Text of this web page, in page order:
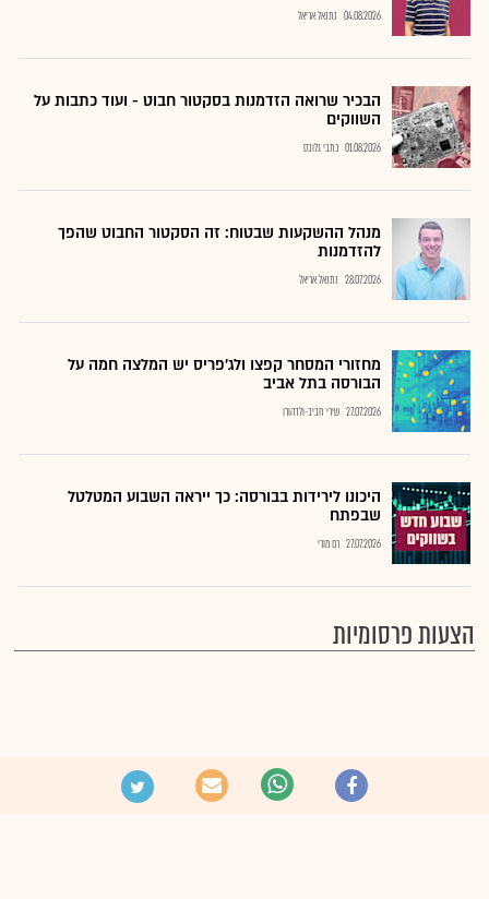
04.08.2026 נתנאל אריאל
הבכיר שרואה הזדמנות בסקטור חבוט - ועוד כתבות על
השווקים
01.08.2026 כתבי גלובס
מנהל ההשקעות שבטוח: זה הסקטור החבוט שהפך
להזדמנות
28.07.2026 נתנאל אריאל
מחזורי המסחר קפצו ולג'פריס יש המלצה חמה על
הבורסה בתל אביב
27.07.2026 שירי חביב-ולדהורן
היכונו לירידות בבורסה: כך ייראה השבוע המטלטל
שבפתח
27.07.2026 רם מורי
הצעות פרסומיות